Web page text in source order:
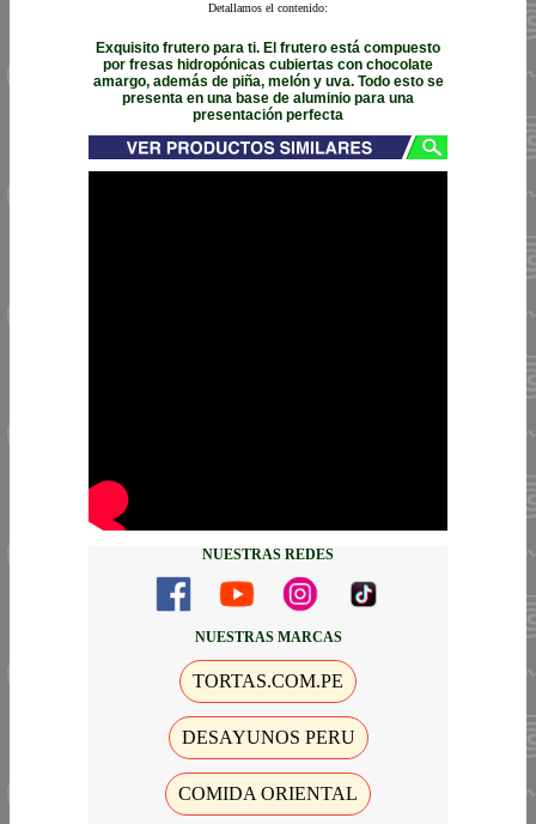
Detallamos el contenido:
Exquisito frutero para ti. El frutero está compuesto
por fresas hidropónicas cubiertas con chocolate
amargo, además de piña, melón y uva. Todo esto se
presenta en una base de aluminio para una
presentación perfecta
NUESTRAS REDES
NUESTRAS MARCAS
TORTAS.COM.PE
DESAYUNOS PERU
COMIDA ORIENTAL